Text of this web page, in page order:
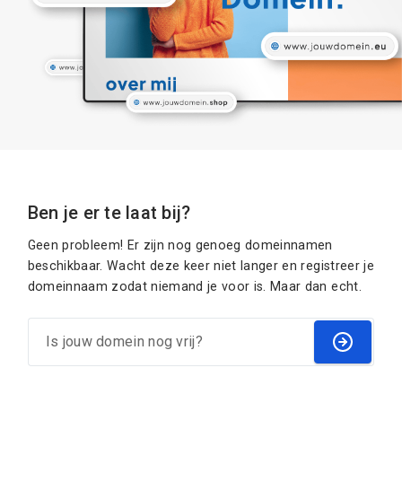
Ben je er te laat bij?
Geen probleem! Er zijn nog genoeg domeinnamen
beschikbaar. Wacht deze keer niet langer en registreer je
domeinnaam zodat niemand je voor is. Maar dan echt.